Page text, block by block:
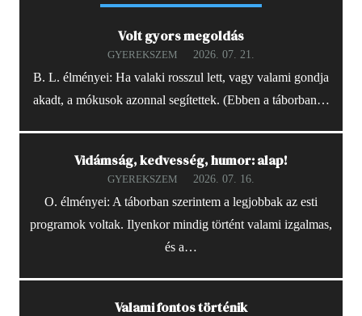
Volt gyors megoldás
GYEREKSZEM 2026. 07. 21.
B. L. élményei: Ha valaki rosszul lett, vagy valami gondja
akadt, a mókusok azonnal segítettek. (Ebben a táborban…
Vidámság, kedvesség, humor: alap!
GYEREKSZEM 2026. 07. 16.
O. élményei: A táborban szerintem a legjobbak az esti
programok voltak. Ilyenkor mindig történt valami izgalmas,
és a…
Valami fontos történik